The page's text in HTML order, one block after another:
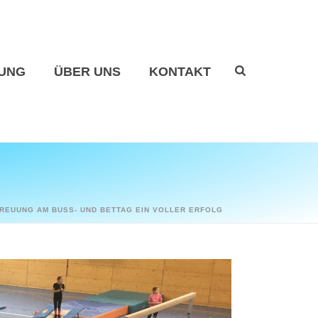
ÜBER UNS KONTAKT
AM BUSS- UND BETTAG EIN VOLLER ERFOLG